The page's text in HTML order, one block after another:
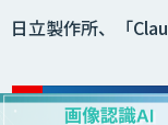
日立製作所、「